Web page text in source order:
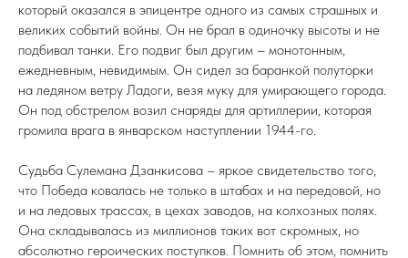
который оказался в эпицентре одного из самых страшных и
великих событий войны. Он не брал в одиночку высоты и не
подбивал танки. Его подвиг был другим – монотонным,
ежедневным, невидимым. Он сидел за баранкой полуторки
на ледяном ветру Ладоги, везя муку для умирающего города.
Он под обстрелом возил снаряды для артиллерии, которая
громила врага в январском наступлении 1944-го.
Судьба Сулемана Дзанкисова – яркое свидетельство того,
что Победа ковалась не только в штабах и на передовой, но
и на ледовых трассах, в цехах заводов, на колхозных полях.
Она складывалась из миллионов таких вот скромных, но
абсолютно героических поступков. Помнить об этом, помнить